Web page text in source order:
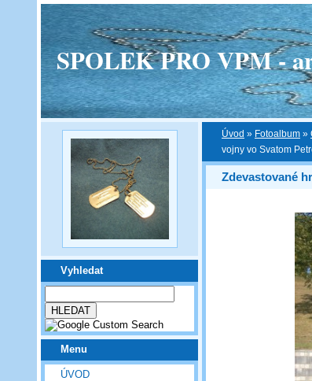
SPOLEK PRO VPM -
Vyhledat
Menu
ÚVOD
Úvod » Fotoalbum »
vojny vo Svatom
Zdevastované